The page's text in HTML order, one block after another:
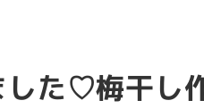
た♡梅干し